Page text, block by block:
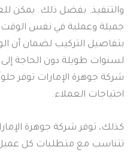
والتنفيذ. بفضل ذلك. يمكن
جميلة وعملية في نفس
بتفاصيل التركيب لضمان أن
لسنوات طويلة دون الحاجة
شركة جوهرة الإمارات توفر
احتياجات العملاء.
كذلك، توفر شركة جوهرة
تتناسب مع متطلبات كل